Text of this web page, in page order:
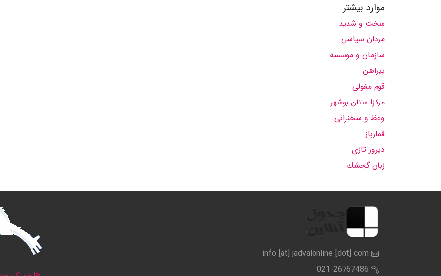
موارد بیشتر
سخت و شدید
مردان سیاسی
سازمان و موسسه
پیراهن
قوم مغولی
مركزا ستان بوشهر
وعظ و سخنرانی
قمارباز
دیروز تازی
زبان گجشك
info [at] jadvalonline [dot] com
021-26767486